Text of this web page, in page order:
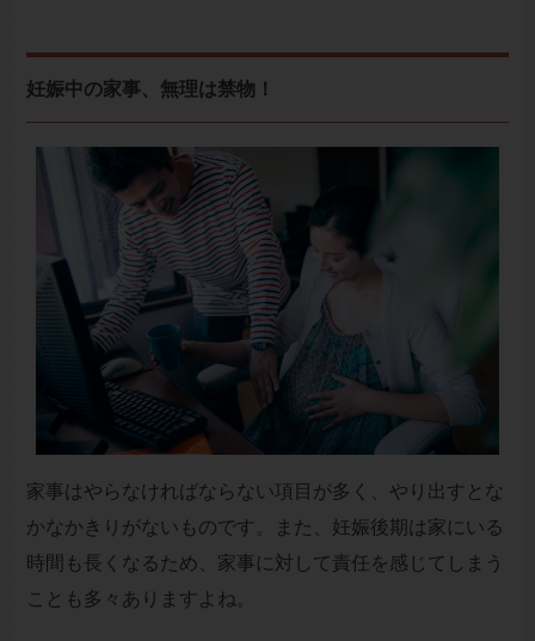
妊娠中の家事、無理は禁物！
家事はやらなければならない項目が多く、やり出すとな
かなかきりがないものです。また、妊娠後期は家にいる
時間も長くなるため、家事に対して責任を感じてしまう
ことも多々ありますよね。